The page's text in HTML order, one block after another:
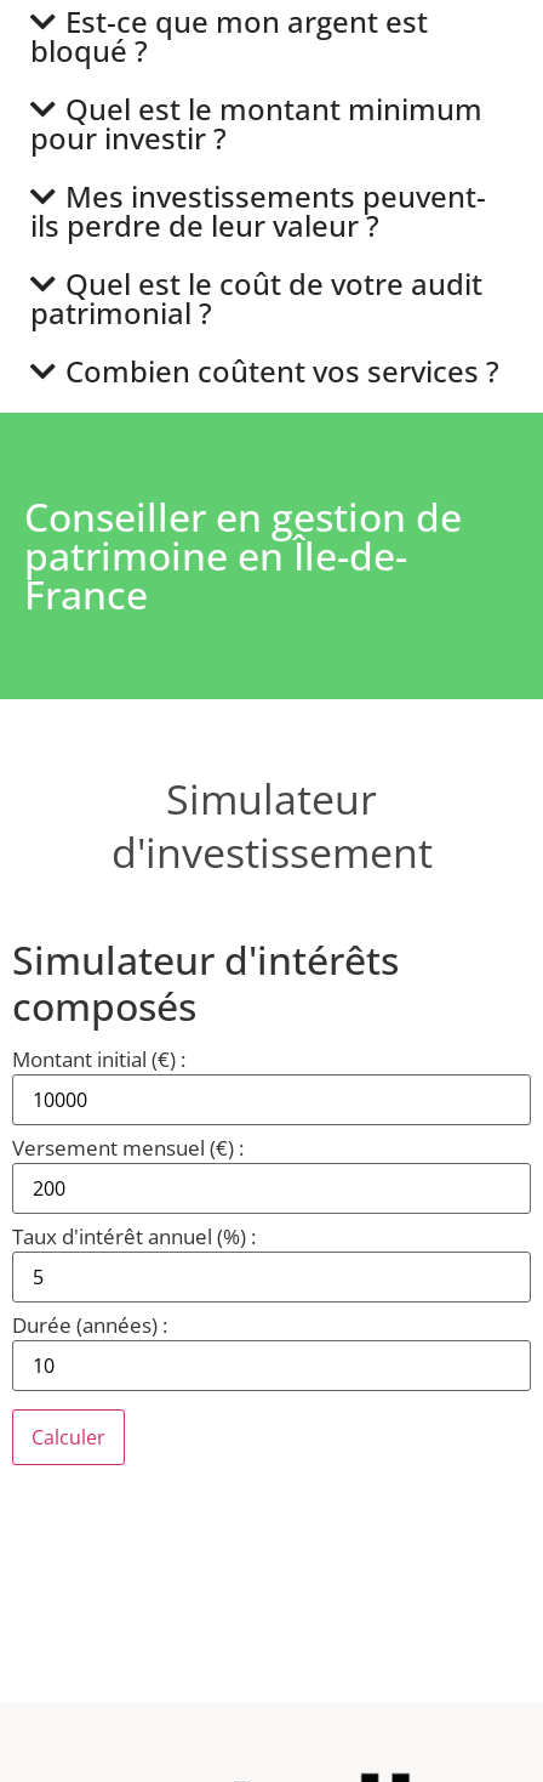
Est-ce que mon argent est
bloqué ?
Quel est le montant minimum
pour investir ?
Mes investissements peuvent-
ils perdre de leur valeur ?
Quel est le coût de votre audit
patrimonial ?
Combien coûtent vos services ?
Conseiller en gestion de
patrimoine en Île-de-
France
Simulateur
d'investissement
Simulateur d'intérêts
composés
Montant initial (€) :
Versement mensuel (€) :
Taux d'intérêt annuel (%) :
Durée (années) :
Calculer